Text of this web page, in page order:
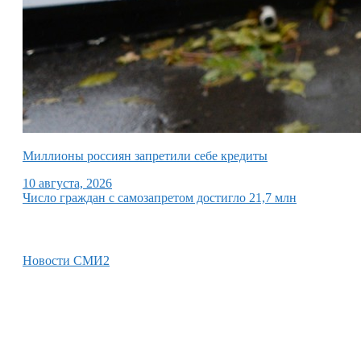
Миллионы россиян запретили себе кредиты
10 августа, 2026
Число граждан с самозапретом достигло 21,7 млн
Новости СМИ2